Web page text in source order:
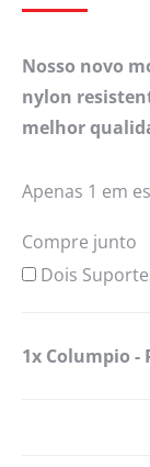
Nosso novo
nylon
melhor
Apenas 1 em
Compre junto
Dois
1x Columpio -